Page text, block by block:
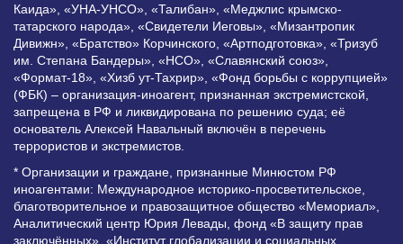
Каида», «УНА-УНСО», «Талибан», «Меджлис крымско-
татарского народа», «Свидетели Иеговы», «Мизантропик
Дивижн», «Братство» Корчинского, «Артподготовка», «Тризуб
им. Степана Бандеры», «НСО», «Славянский союз»,
«Формат-18», «Хизб ут-Тахрир», «Фонд борьбы с коррупцией»
(ФБК) – организация-иноагент, признанная экстремистской,
запрещена в РФ и ликвидирована по решению суда; её
основатель Алексей Навальный включён в перечень
террористов и экстремистов.
* Организации и граждане, признанные Минюстом РФ
иноагентами: Международное историко-просветительское,
благотворительное и правозащитное общество «Мемориал»,
Аналитический центр Юрия Левады, фонд «В защиту прав
заключённых», «Институт глобализации и социальных